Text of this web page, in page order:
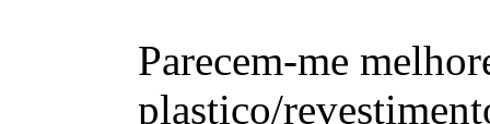
Parecem-me
plastico/